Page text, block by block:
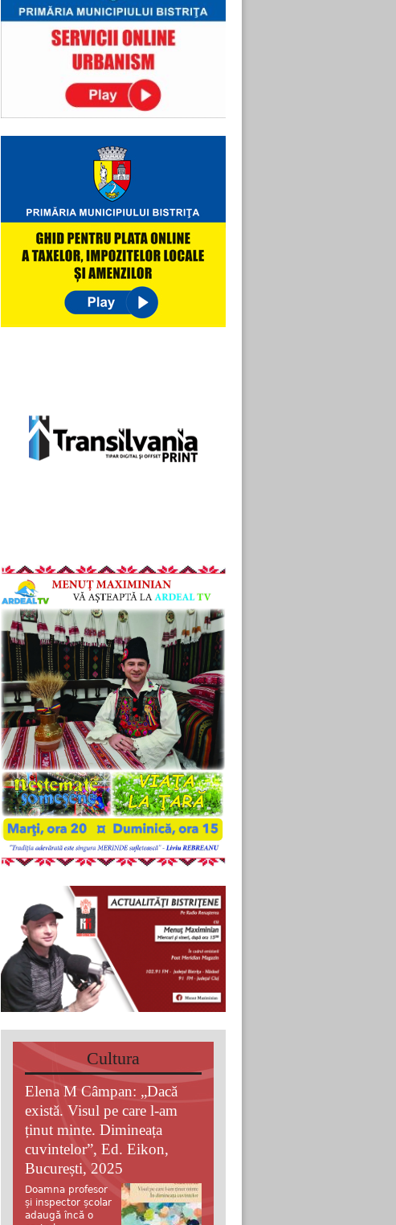
Cultura
Elena M Câmpan: „Dacă
există. Visul pe care l-am
ținut minte. Dimineața
cuvintelor”, Ed. Eikon,
București, 2025
Doamna profesor
și inspector școlar
adaugă încă o